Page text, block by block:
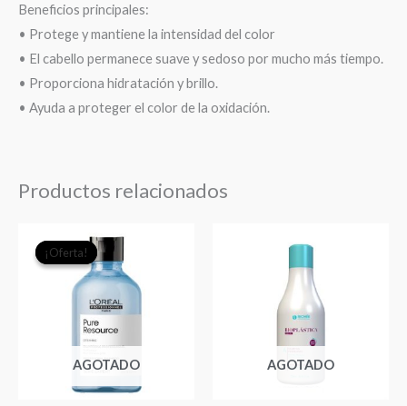
Beneficios principales:
• Protege y mantiene la intensidad del color
• El cabello permanece suave y sedoso por mucho más tiempo.
• Proporciona hidratación y brillo.
• Ayuda a proteger el color de la oxidación.
Productos relacionados
¡Oferta!
AGOTADO
¡Oferta!
El
precio
original
era:
$19.990.
AGOTADO